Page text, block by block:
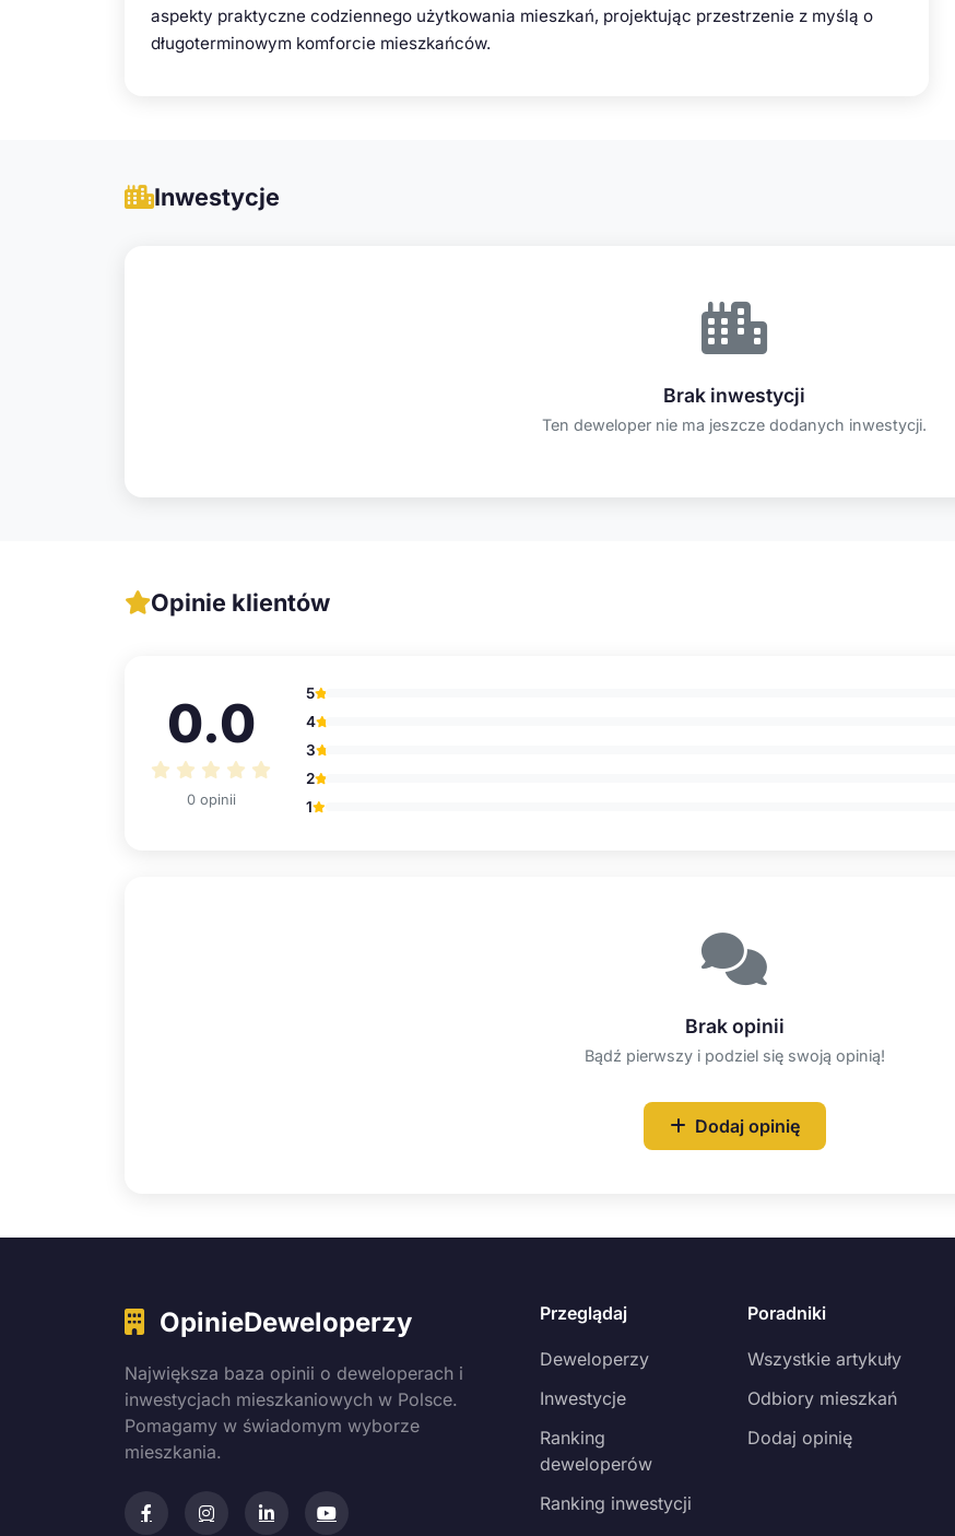
aspekty praktyczne codziennego użytkowania mieszkań, projektując przestrzenie z myślą o
długoterminowym komforcie mieszkańców.
Inwestycje
Brak inwestycji
Ten deweloper nie ma jeszcze dodanych inwestycji.
Opinie klientów
0.0
0 opinii
5
4
3
2
1
Brak opinii
Bądź pierwszy i podziel się swoją opinią!
Dodaj opinię
OpinieDeweloperzy
Największa baza opinii o deweloperach i
inwestycjach mieszkaniowych w Polsce.
Pomagamy w świadomym wyborze
mieszkania.
Przeglądaj
Deweloperzy
Inwestycje
Ranking
deweloperów
Ranking inwestycji
Poradniki
Wszystkie artykuły
Odbiory mieszkań
Dodaj opinię